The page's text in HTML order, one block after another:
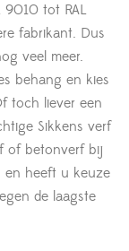
9010 tot RAL
fabrikant. Dus
veel meer.
behang en kies
toch liever een
Sikkens verf
of betonverf bij
en heeft u keuze
de laagste